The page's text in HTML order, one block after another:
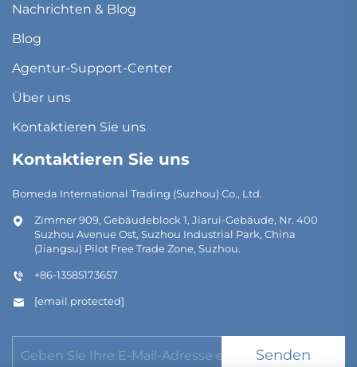
Nachrichten & Blog
Blog
Agentur-Support-Center
Über uns
Kontaktieren Sie uns
Kontaktieren Sie uns
Bomeda International Trading (Suzhou) Co., Ltd.
Zimmer 909, Gebäudeblock 1, Jiarui-Gebäude, Nr. 400
Suzhou Avenue Ost, Suzhou Industrial Park, China
(Jiangsu) Pilot Free Trade Zone, Suzhou.
+86-13585173657
[email protected]
Senden